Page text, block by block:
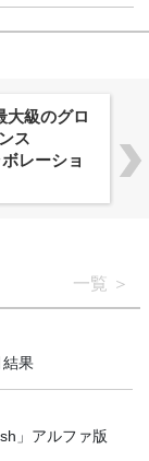
大級のグロ
ス
レーショ
一覧
結果
」アルファ版